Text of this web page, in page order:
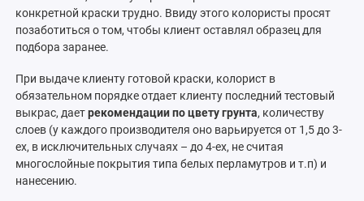
конкретной краски трудно. Ввиду этого колористы просят
позаботиться о том, чтобы клиент оставлял образец для
подбора заранее.
При выдаче клиенту готовой краски, колорист в
обязательном порядке отдает клиенту последний тестовый
выкрас, даетрекомендации по цвету грунта, количеству
слоев (у каждого производителя оно варьируется от 1,5 до 3-
ех, в исключительных случаях – до 4-ех, не считая
многослойные покрытия типа белых перламутров и т.п) и
нанесению.